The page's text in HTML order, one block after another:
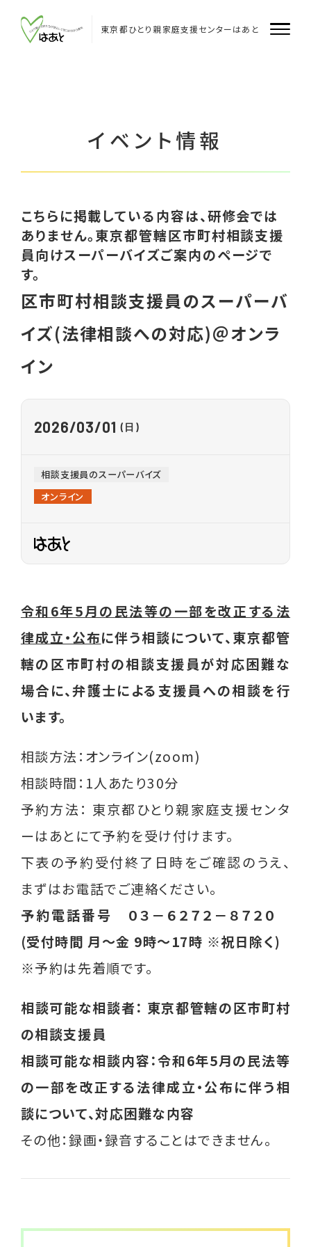
content 東京都ひとり親家庭支援センターはあと
企業・団体のみなさまへ
支援者のみなさまへ
就業相談・就業支援
養育費相談
親子交流支援
ライフプラン セミナー
就業支援講習会
グループ相談会
シングルパパの会
離婚前後の親支援講座
相談支援員研修会 （支援者対象）
その他
過去のイベント実績
役立つ情報
メールマガジン
はあとライン
はあと通信
しんぐるまざあず・ふぉーらむ無料職業紹介
所
とぼきょう無料職業紹介所
はあとリーフレット
イベント情報
こちらに掲載している内容は、研修会では
ありません。東京都管轄区市町村相談支援
員向けスーパーバイズご案内のページで
す。
区市町村相談支援員のスーパーバ
イズ(法律相談への対応)＠オンラ
イン
2026 03/01 (日)
相談支援員のスーパーバイズ
オンライン
令和6年5月の民法等の一部を改正する法
律成立・公布に伴う相談について、東京都管
轄の区市町村の相談支援員が対応困難な
場合に、弁護士による支援員への相談を行
います。
相談方法：オンライン(zoom)
相談時間：1人あたり30分
予約方法： 東京都ひとり親家庭支援センタ
ーはあとにて予約を受け付けます。
下表の予約受付終了日時をご確認のうえ、
まずはお電話でご連絡ください。
予約電話番号 ０３－６２７２－８７２０
(受付時間 月～金 9時～17時 ※祝日除く)
※予約は先着順です。
相談可能な相談者： 東京都管轄の区市町村
の相談支援員
相談可能な相談内容：令和6年5月の民法等
の一部を改正する法律成立・公布に伴う相
談について、対応困難な内容
その他：録画・録音することはできません。